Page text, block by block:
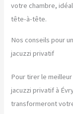
votre chambre,
tête-à-tête.
Nos conseils pour
jacuzzi privatif
Pour tirer le
jacuzzi privatif à
transformeront